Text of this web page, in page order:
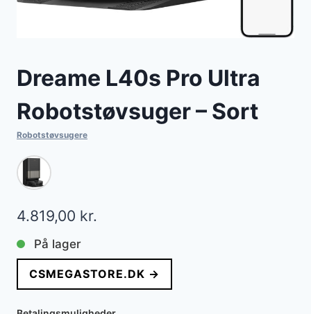
Dreame L40s Pro Ultra
Robotstøvsuger – Sort
Robotstøvsugere
4.819,00 kr.
På lager
CSMEGASTORE.DK →